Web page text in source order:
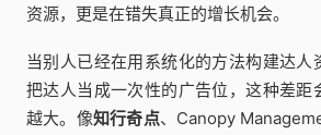
资源，更是在错失真正的增长机会。
当别人已经在用系统化的方法构建达人
把达人当成一次性的广告位，这种差距
越大。像知行奇点、Canopy